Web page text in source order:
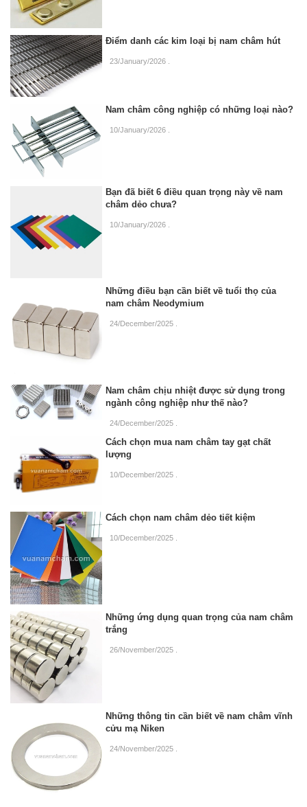
Điểm danh các kim loại bị nam châm hút
23/January/2026
Nam châm công nghiệp có những loại nào?
10/January/2026
Bạn đã biết 6 điều quan trọng này về nam
châm dẻo chưa?
10/January/2026
Những điều bạn cần biết về tuổi thọ của
nam châm Neodymium
24/December/2025
Nam châm chịu nhiệt được sử dụng trong
ngành công nghiệp như thế nào?
24/December/2025
Cách chọn mua nam châm tay gạt chất
lượng
10/December/2025
Cách chọn nam châm dẻo tiết kiệm
10/December/2025
Những ứng dụng quan trọng của nam châm
trắng
26/November/2025
Những thông tin cần biết về nam châm vĩnh
cửu mạ Niken
24/November/2025